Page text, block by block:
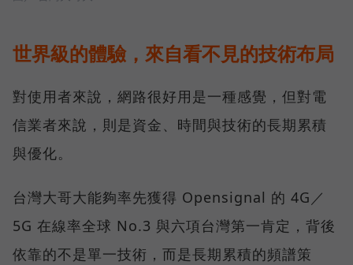
世界級的體驗，來自看不見的技術布局
對使用者來說，網路很好用是一種感覺，但對電
信業者來說，則是資金、時間與技術的長期累積
與優化。
台灣大哥大能夠率先獲得 Opensignal 的 4G／
5G 在線率全球 No.3 與六項台灣第一肯定，背後
依靠的不是單一技術，而是長期累積的頻譜策